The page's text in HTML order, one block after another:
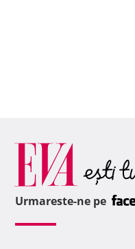
Urmareste-ne pe